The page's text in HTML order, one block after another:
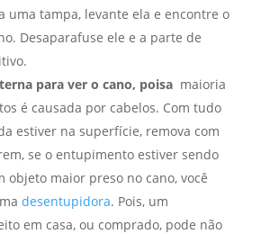
uma tampa, levante ela e encontre o
Desaparafuse ele e a parte de
para ver o cano, poisa maioria
é causada por cabelos. Com tudo
estiver na superfície, remova com
se o entupimento estiver sendo
objeto maior preso no cano, você
desentupidora. Pois, um
em casa, ou comprado, pode não